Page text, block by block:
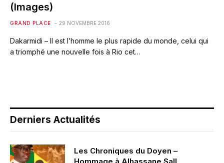
(Images)
GRAND PLACE 29 NOVEMBRE 2016
Dakarmidi – Il est l’homme le plus rapide du monde, celui qui
a triomphé une nouvelle fois à Rio cet…
Derniers Actualités
Les Chroniques du Doyen –
Hommage à Alhassane Sall,